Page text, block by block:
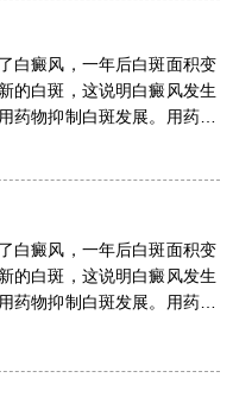
白癜风，一年后白斑面积变
的白斑，这说明白癜风发生
药物抑制白斑发展。用药物
文章介绍内容。
白癜风，一年后白斑面积变
的白斑，这说明白癜风发生
药物抑制白斑发展。用药物
文章介绍内容。